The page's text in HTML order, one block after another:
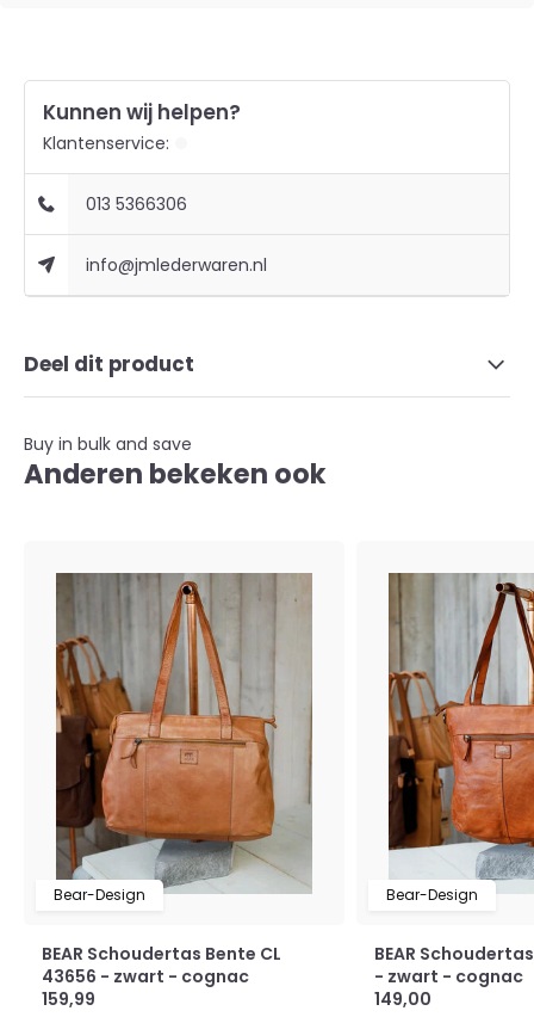
Kunnen wij helpen?
Klantenservice:
013 5366306
info@jmlederwaren.nl
Deel dit product
Buy in bulk and save
Anderen bekeken ook
Bear-Design
BEAR Schoudertas Bente CL
43656 - zwart - cognac
159,99
Bear-Design
BEAR
- zwart - cognac
149,00